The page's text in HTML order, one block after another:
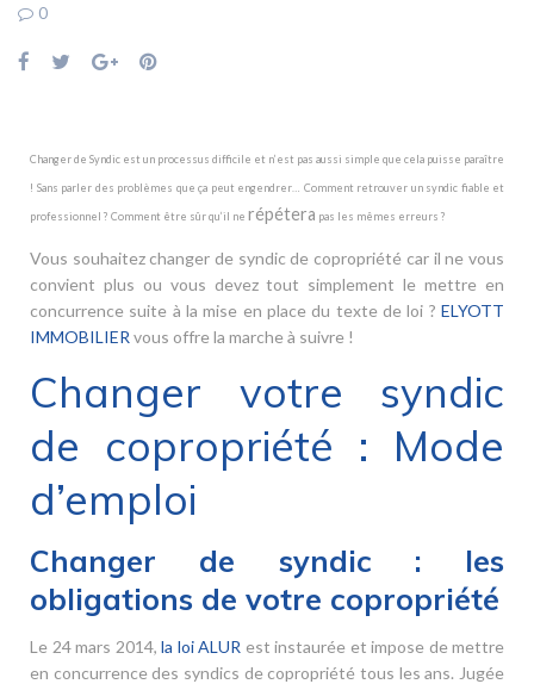
0
Changer de Syndic est un processus difficile et n’est pas aussi simple que cela puisse paraître
! Sans parler des problèmes que ça peut engendrer… Comment retrouver un syndic fiable et
professionnel ? Comment être sûr qu’il ne répétera pas les mêmes erreurs ?
Vous souhaitez changer de syndic de copropriété car il ne vous
convient plus ou vous devez tout simplement le mettre en
concurrence suite à la mise en place du texte de loi ? ELYOTT
IMMOBILIER vous offre la marche à suivre !
Changer votre syndic
de copropriété : Mode
d’emploi
Changer de syndic : les
obligations de votre copropriété
Le 24 mars 2014, la loi ALUR est instaurée et impose de mettre
en concurrence des syndics de copropriété tous les ans. Jugée